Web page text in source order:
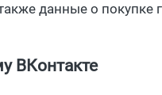
данные о покупке
ВКонтакте